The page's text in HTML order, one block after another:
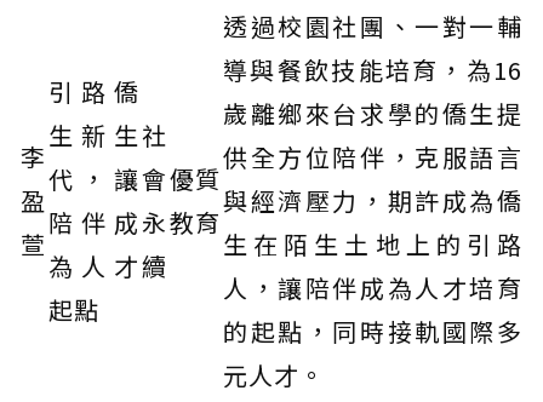
李
盈
萱
引路僑
生新生
代，讓
陪伴成
為人才
起點
社
會
永
續
優質
教育
透過校園社團、一對一輔
導與餐飲技能培育，為16
歲離鄉來台求學的僑生提
供全方位陪伴，克服語言
與經濟壓力，期許成為僑
生在陌生土地上的引路
人，讓陪伴成為人才培育
的起點，同時接軌國際多
元人才。